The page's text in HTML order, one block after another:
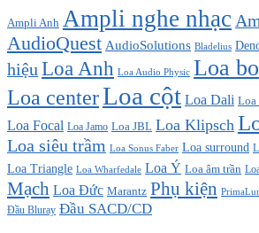
Ampli Anh Ampli nghe nhạc
AudioQuest AudioSolutions Bladelius
hiệu Loa Anh Loa Audio Physic Loa
Loa centerLoa cột Loa Dali Loa
Loa Focal Loa Jamo Loa JBL Loa Klipsch
Loa siêu trầm Loa Sonus Faber Loa surround
Loa Triangle Loa Wharfedale Loa Ý Loa âm trần
Mạch Loa Đức Marantz Phụ kiện
Đầu Bluray Đầu SACD/CD